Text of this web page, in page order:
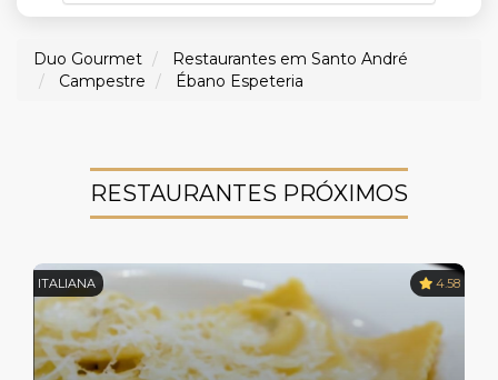
Duo Gourmet
Restaurantes em Santo André
Campestre
Ébano Espeteria
RESTAURANTES PRÓXIMOS
ITALIANA 4.58